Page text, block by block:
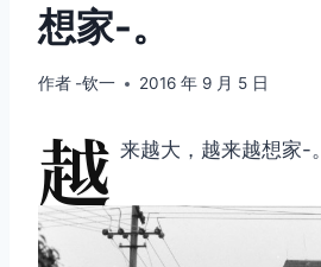
想家-。
作者 -钦一 2016 年 9 月 5 日
越 来越大，越来越想家-。